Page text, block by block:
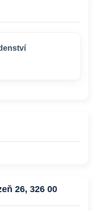
26, 326 00